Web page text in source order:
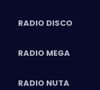
RADIO DISCO
RADIO MEGA
RADIO NUTA